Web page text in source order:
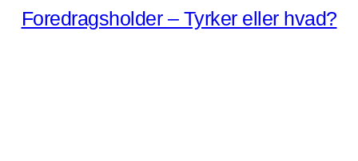
var:
er:
Foredragsholder – Tyrker eller hvad?